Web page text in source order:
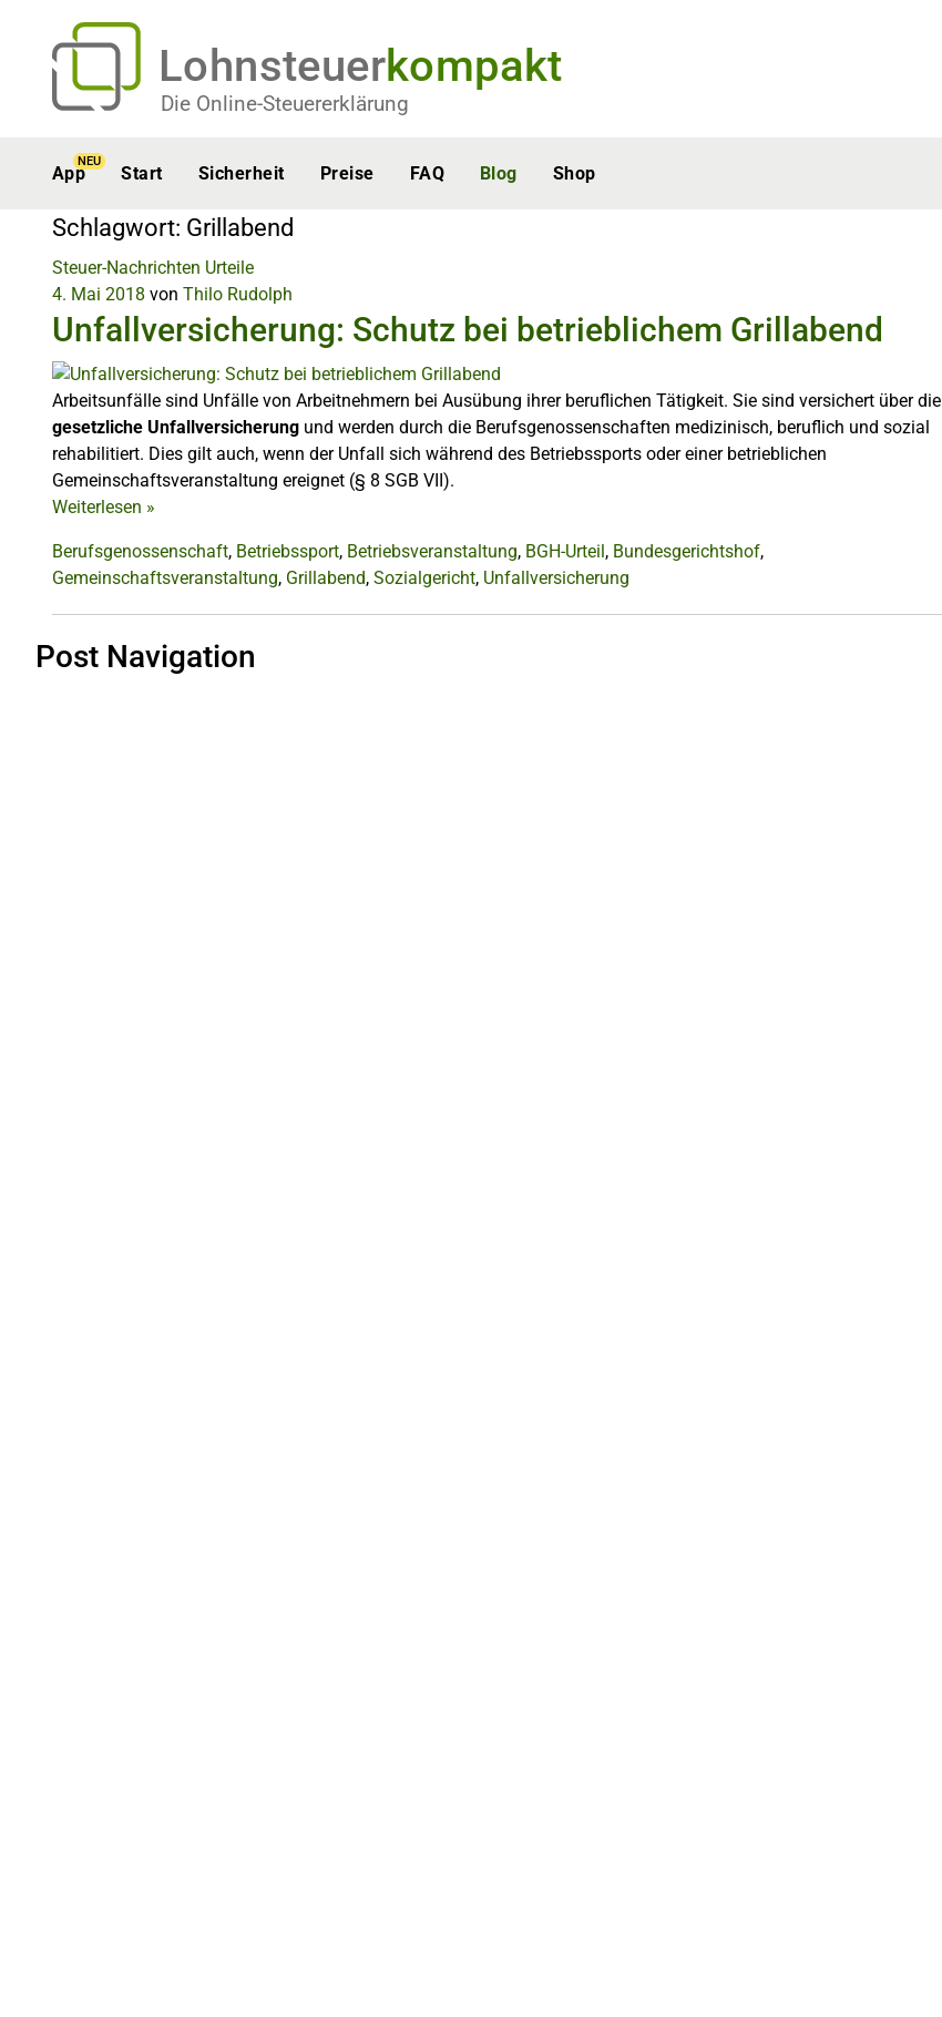
Lohnsteuerkompakt
Die Online-Steuererklärung
App
NEU
Start Sicherheit Preise FAQ Blog Shop
Schlagwort: Grillabend
Steuer-Nachrichten Urteile
4. Mai 2018 von Thilo Rudolph
Unfallversicherung: Schutz bei betrieblichem Grillabend
Arbeitsunfälle sind Unfälle von Arbeitnehmern bei Ausübung ihrer beruflichen Tätigkeit. Sie sind versichert über die
gesetzliche Unfallversicherung und werden durch die Berufsgenossenschaften medizinisch, beruflich und sozial
rehabilitiert. Dies gilt auch, wenn der Unfall sich während des Betriebssports oder einer betrieblichen
Gemeinschaftsveranstaltung ereignet (§ 8 SGB VII).
Weiterlesen »
Berufsgenossenschaft, Betriebssport, Betriebsveranstaltung, BGH-Urteil, Bundesgerichtshof,
Gemeinschaftsveranstaltung, Grillabend, Sozialgericht, Unfallversicherung
Post Navigation